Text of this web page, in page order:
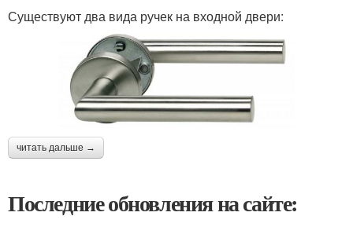
Существуют два вида ручек на входной двери:
читать дальше →
Последние обновления на сайте: